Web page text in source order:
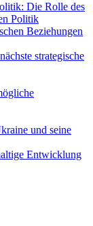
Die Rolle des
Politik
Beziehungen
strategische
und seine
Entwicklung